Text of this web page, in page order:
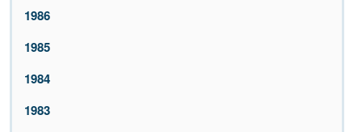
1986
1985
1984
1983